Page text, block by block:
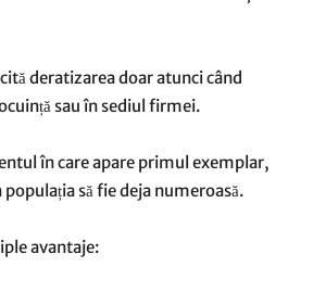
deratizarea doar atunci când
sau în sediul firmei.
în care apare primul exemplar,
să fie deja numeroasă.
avantaje: